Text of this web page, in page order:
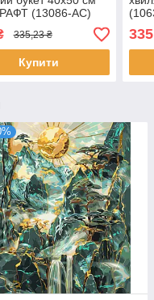
(13086-AC)
335,23 ₴
Купити
335